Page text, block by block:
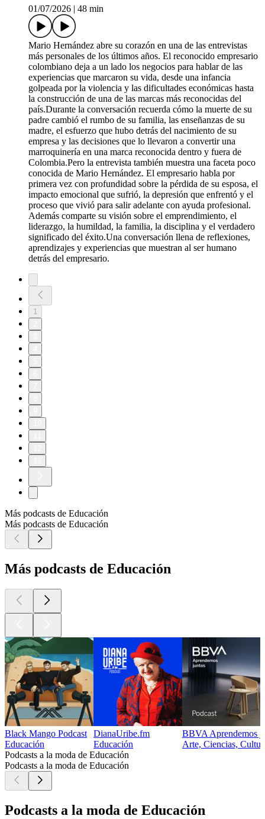
01/07/2026 48 min
Mario Hernández abre su corazón en una de las entrevistas
más personales de los últimos años. El reconocido empresario
colombiano deja a un lado los negocios para hablar de las
experiencias que marcaron su vida, desde una infancia
golpeada por la violencia y las dificultades económicas hasta
la construcción de una de las marcas más reconocidas del
país.Durante la conversación recuerda cómo la muerte de su
padre cambió el rumbo de su familia, las enseñanzas de su
madre, el esfuerzo que hubo detrás del nacimiento de su
empresa y las decisiones que lo llevaron a convertir una
marroquinería en una marca reconocida dentro y fuera de
Colombia.Pero la entrevista también muestra una faceta poco
conocida de Mario Hernández. El empresario habla por
primera vez con profundidad sobre la pérdida de su esposa, el
impacto emocional que sufrió, la depresión que enfrentó y el
proceso que vivió para salir adelante con ayuda profesional.
Además comparte su visión sobre el emprendimiento, el
liderazgo, la humildad, la familia, la disciplina y el verdadero
significado del éxito.Una conversación llena de reflexiones,
aprendizajes y experiencias que muestran al ser humano
detrás del empresario.
1
Más podcasts de Educación
Más podcasts de Educación
Más podcasts de Educación
Black Mango Podcast
Educación
DianaUribe.fm
Educación
BBVA Aprendemos
Arte, Ciencias,
Podcasts a la moda de Educación
Podcasts a la moda de Educación
Podcasts a la moda de Educación